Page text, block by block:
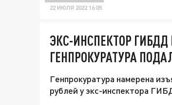
22 ИЮЛЯ 2022 16:05
ЭКС-ИНСПЕКТОР
ГЕНПРОКУРАТУРА
Генпрокуратура намерена
рублей у экс-инспектора